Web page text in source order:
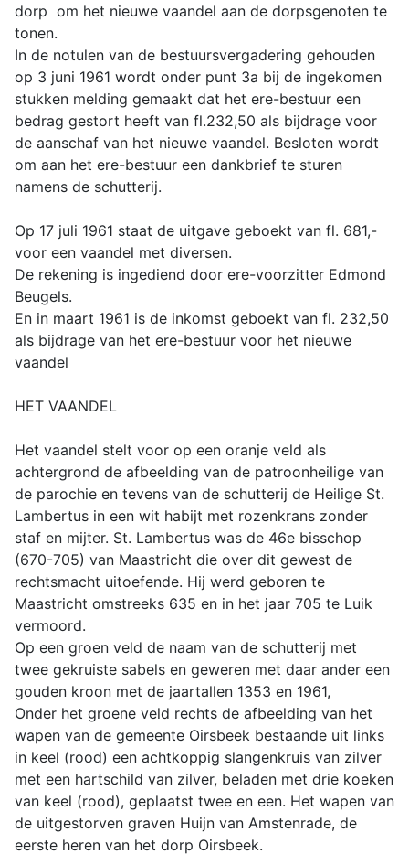
dorp om het nieuwe vaandel aan de dorpsgenoten te
tonen.
In de notulen van de bestuursvergadering gehouden
op 3 juni 1961 wordt onder punt 3a bij de ingekomen
stukken melding gemaakt dat het ere-bestuur een
bedrag gestort heeft van fl.232,50 als bijdrage voor
de aanschaf van het nieuwe vaandel. Besloten wordt
om aan het ere-bestuur een dankbrief te sturen
namens de schutterij.
Op 17 juli 1961 staat de uitgave geboekt van fl. 681,-
voor een vaandel met diversen.
De rekening is ingediend door ere-voorzitter Edmond
Beugels.
En in maart 1961 is de inkomst geboekt van fl. 232,50
als bijdrage van het ere-bestuur voor het nieuwe
vaandel
HET VAANDEL
Het vaandel stelt voor op een oranje veld als
achtergrond de afbeelding van de patroonheilige van
de parochie en tevens van de schutterij de Heilige St.
Lambertus in een wit habijt met rozenkrans zonder
staf en mijter. St. Lambertus was de 46e bisschop
(670-705) van Maastricht die over dit gewest de
rechtsmacht uitoefende. Hij werd geboren te
Maastricht omstreeks 635 en in het jaar 705 te Luik
vermoord.
Op een groen veld de naam van de schutterij met
twee gekruiste sabels en geweren met daar ander een
gouden kroon met de jaartallen 1353 en 1961,
Onder het groene veld rechts de afbeelding van het
wapen van de gemeente Oirsbeek bestaande uit links
in keel (rood) een achtkoppig slangenkruis van zilver
met een hartschild van zilver, beladen met drie koeken
van keel (rood), geplaatst twee en een. Het wapen van
de uitgestorven graven Huijn van Amstenrade, de
eerste heren van het dorp Oirsbeek.